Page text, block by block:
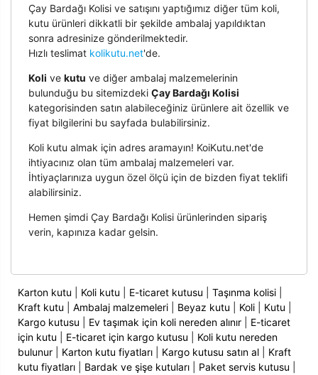
Çay Bardağı Kolisi ve satışını yaptığımız diğer tüm koli,
kutu ürünleri dikkatli bir şekilde ambalaj yapıldıktan
sonra adresinize gönderilmektedir.
Hızlı teslimat kolikutu.net'de.
Koli ve kutu ve diğer ambalaj malzemelerinin
bulunduğu bu sitemizdeki Çay Bardağı Kolisi
kategorisinden satın alabileceğiniz ürünlere ait özellik ve
fiyat bilgilerini bu sayfada bulabilirsiniz.
Koli kutu almak için adres aramayın! KoiKutu.net'de
ihtiyacınız olan tüm ambalaj malzemeleri var.
İhtiyaçlarınıza uygun özel ölçü için de bizden fiyat teklifi
alabilirsiniz.
Hemen şimdi Çay Bardağı Kolisi ürünlerinden sipariş
verin, kapınıza kadar gelsin.
Karton kutu Koli kutu E-ticaret kutusu Taşınma kolisi|
Kraft kutu
Ambalaj malzemeleri| Beyaz kutu Koli| Kutu
Kargo kutusu
Ev taşımak için koli nereden alınır| E-ticaret
için kutu
E-ticaret için kargo kutusu
Koli kutu nereden
bulunur| Karton kutu fiyatları| Kargo kutusu satın al| Kraft
kutu fiyatları| Bardak ve şişe kutuları| Paket servis kutusu